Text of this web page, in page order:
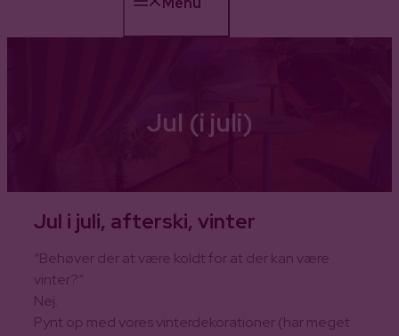
Jul (i juli)
Jul i juli, afterski, vinter
“Behøver der at være koldt for at der kan være
vinter?”
Nej.
Pynt op med vores vinterdekorationer (har meget